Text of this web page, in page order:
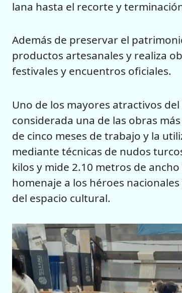
lana hasta el recorte y
Además de preservar el
productos artesanales y realiza
festivales y encuentros oficiales.
Uno de los mayores atractivos del
considerada una de las obras
de cinco meses de trabajo y la
mediante técnicas de nudos
kilos y mide 2.10 metros de
homenaje a los héroes
del espacio cultural.